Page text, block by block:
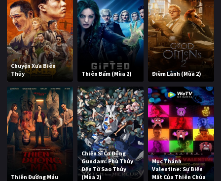
Chuyện Xưa Biên
Thủy
Thiên Bẩm (Mùa 2) Điềm Lành (Mùa 2)
Thiên Đường Máu
Chiến Sĩ Cơ Động
Gundam: Phù Thủy
Đến Từ Sao Thủy
(Mùa 2)
Mục Thánh
Valentine: Sự Biến
Mất Của Thiên Chúa